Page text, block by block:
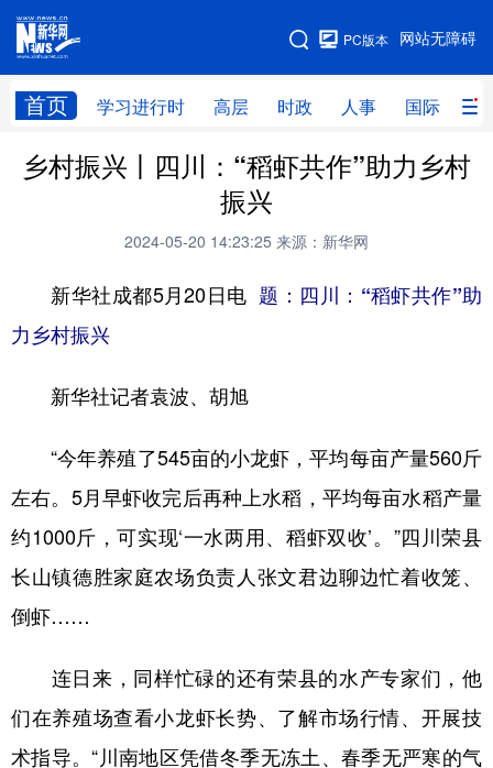
网站无障碍
PC版本
首页 学习进行时 高层 时政 人事 国际 财
网站地图
学习进行时 时政 人事
科技 科创 量子 体育
文化
访谈 视频
食品 人居 信息化 数字经济
学术中国 乡村振兴 银龄 溯源中国
城市 旅游 能源 会展
彩票
公益 一带一路 亚太网 上市公司
文化产业
乡村振兴丨四川：“稻虾共作”助力乡村
振兴
2024-05-20 14:23:25 来源：新华网
新华社成都5月20日电 题：四川：“稻虾共作”助
力乡村振兴
新华社记者袁波、胡旭
“今年养殖了545亩的小龙虾，平均每亩产量560斤
左右。5月早虾收完后再种上水稻，平均每亩水稻产量
约1000斤，可实现‘一水两用、稻虾双收’。”四川荣县
长山镇德胜家庭农场负责人张文君边聊边忙着收笼、
倒虾……
连日来，同样忙碌的还有荣县的水产专家们，他
们在养殖场查看小龙虾长势、了解市场行情、开展技
术指导。“川南地区凭借冬季无冻土、春季无严寒的气